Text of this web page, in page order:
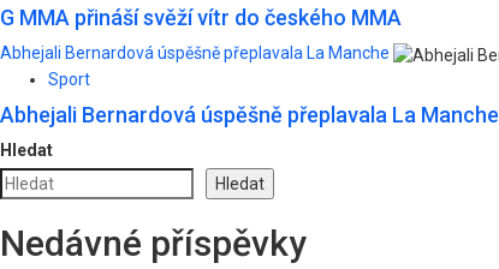
G MMA přináší svěží vítr do českého MMA
Abhejali Bernardová úspěšně přeplavala La Manche
Sport
Abhejali Bernardová úspěšně přeplavala La Manche
Hledat
Hledat
Nedávné příspěvky